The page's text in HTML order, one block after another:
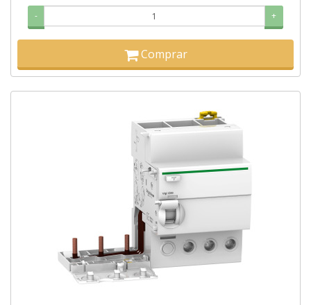
- +
Comprar